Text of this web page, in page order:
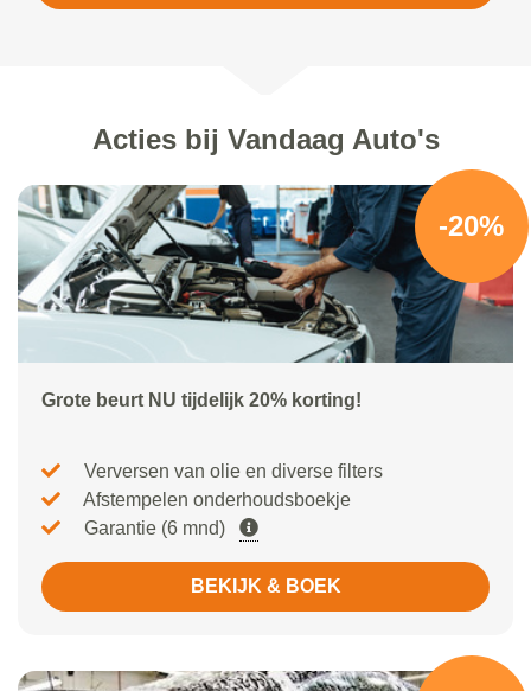
Acties bij Vandaag Auto's
-20%
Grote beurt NU tijdelijk 20% korting!
Verversen van olie en diverse filters
Afstempelen onderhoudsboekje
Garantie (6 mnd)
BEKIJK & BOEK